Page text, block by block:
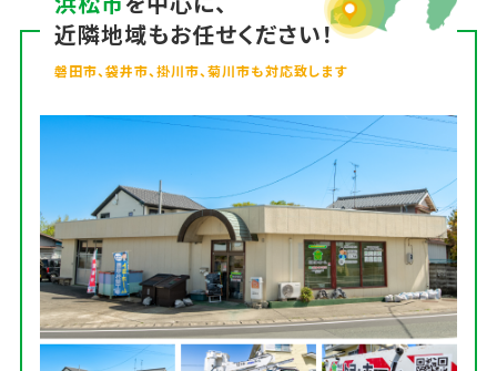
近隣地域もお任せください！
磐田市、袋井市、掛川市、菊川市も対応致します